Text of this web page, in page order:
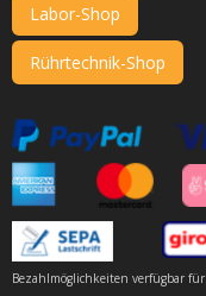
Labor-Shop
Rührtechnik-Shop
Bezahlmöglichkeiten verfügbar